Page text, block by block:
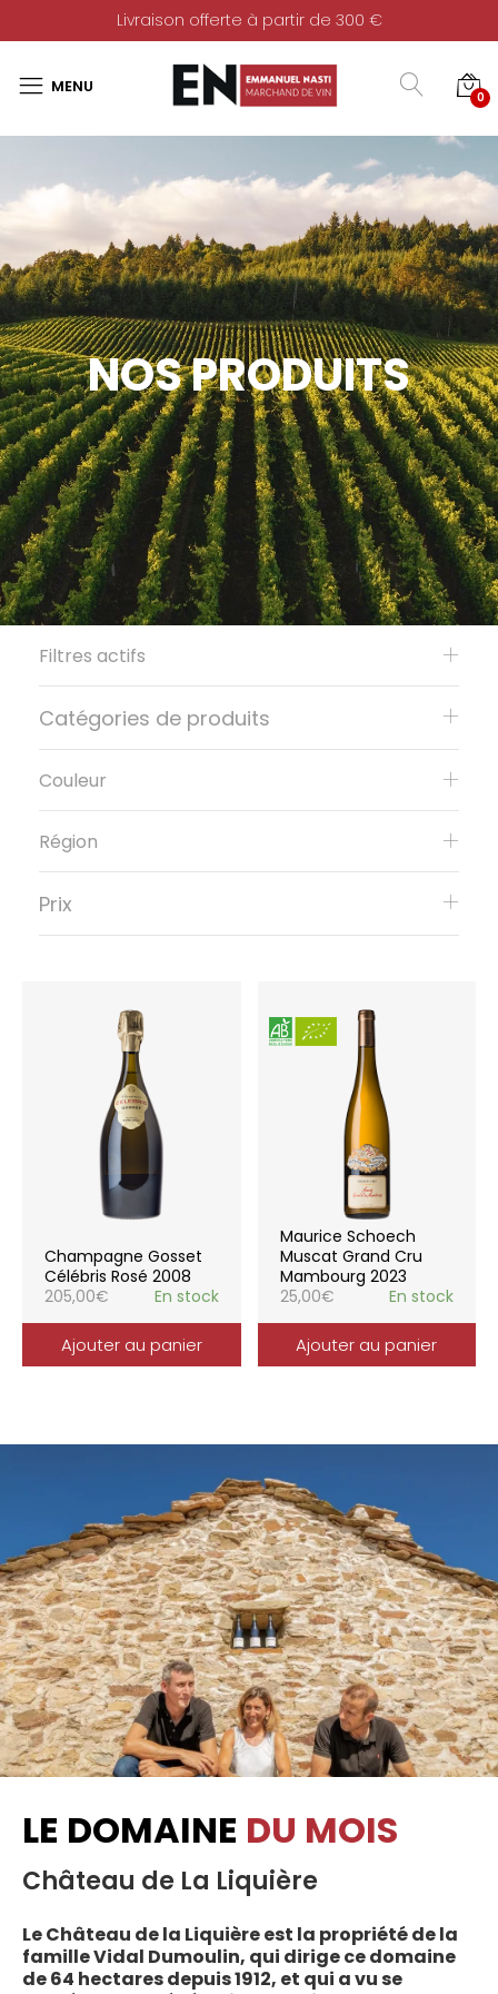
Livraison offerte à partir de 300 €
0
NOS PRODUITS
Champagne Gosset
Célébris Rosé 2008
205,00€ En stock
Ajouter au panier
Maurice Schoech
Muscat Grand Cru
Mambourg 2023
25,00€ En stock
Ajouter au panier
Filtres actifs
Catégories de produits
Couleur
Région
Prix
LE DOMAINE DU MOIS
Château de La Liquière
Le Château de la Liquière est la propriété de la
famille Vidal Dumoulin, qui dirige ce domaine
de 64 hectares depuis 1912, et qui a vu se